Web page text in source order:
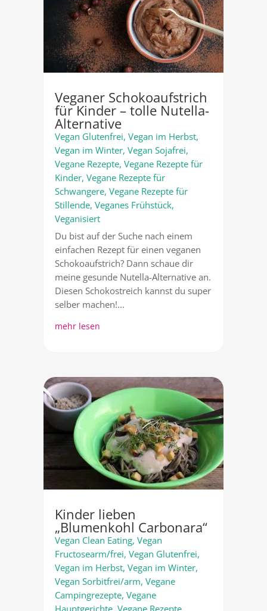
Veganer Schokoaufstrich
für Kinder – tolle Nutella-
Alternative
Vegan Glutenfrei, Vegan im Herbst,
Vegan im Winter, Vegan Sojafrei,
Vegane Rezepte, Vegane Rezepte für
Kinder, Vegane Rezepte für
Schwangere, Vegane Rezepte für
Stillende, Veganes Frühstück,
Veganisiert
Du bist auf der Suche nach einem
einfachen Rezept für einen veganen
Schokoaufstrich? Dann schaue dir
meine gesunde Nutella-Alternative an.
Diesen Schokostreich kannst du super
selber machen!...
mehr lesen
Kinder lieben
„Blumenkohl Carbonara“
Vegan Clean Eating, Vegan
Fructosearm/frei, Vegan Glutenfrei,
Vegan im Herbst, Vegan im Winter,
Vegan Sorbitfrei/arm, Vegane
Campingrezepte, Vegane
Hauptgerichte, Vegane Rezepte,